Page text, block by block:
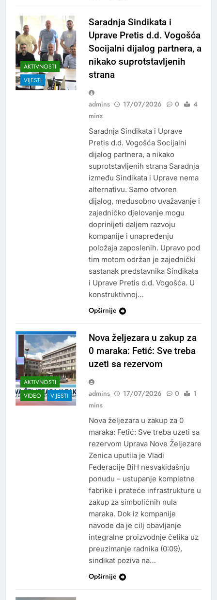
AKTIVNOSTI
VIJESTI
Saradnja Sindikata i
Uprave Pretis d.d. Vogošća
Socijalni dijalog partnera, a
nikako suprotstavljenih
strana
admins 17/07/2026 0
4
mins
Saradnja Sindikata i Uprave
Pretis d.d. Vogošća Socijalni
dijalog partnera, a nikako
suprotstavljenih strana Saradnja
između Sindikata i Uprave nema
alternativu. Samo otvoren
dijalog, međusobno uvažavanje i
zajedničko djelovanje mogu
doprinijeti daljem razvoju
kompanije i unapređenju
položaja zaposlenih. Upravo pod
tim motom održan je zajednički
sastanak predstavnika Sindikata
i Uprave Pretis d.d. Vogošća. U
konstruktivnoj…
Opširnije
AKTIVNOSTI
VIDEO
VIJESTI
Nova željezara u zakup za
0 maraka: Fetić: Sve treba
uzeti sa rezervom
admins 17/07/2026 0
1
mins
Nova željezara u zakup za 0
maraka: Fetić: Sve treba uzeti sa
rezervom Uprava Nove Željezare
Zenica uputila je Vladi
Federacije BiH nesvakidašnju
ponudu – ustupanje kompletne
fabrike i prateće infrastrukture u
zakup za simboličnih nula
maraka. Dok iz kompanije
navode da je cilj obavljanje
integralne proizvodnje čelika uz
preuzimanje radnika (0:09),
sindikat poziva na…
Opširnije